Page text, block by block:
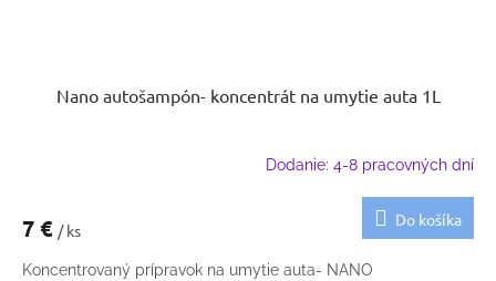
Nano autošampón- koncentrát na umytie auta 1L
Dodanie: 4-8 pracovných dní
7 € / ks
Do košíka
Koncentrovaný prípravok na umytie auta- NANO